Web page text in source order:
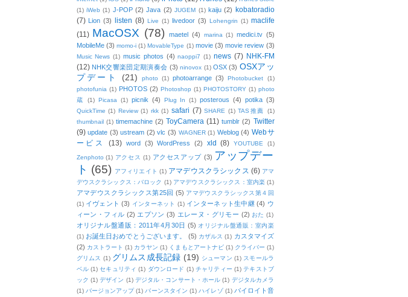
(1) iWeb (1) J-POP (2) Java (2) JUGEM (1) kaiju (2)
kobatoradio
(7) Lion (3) listen (8) Live (1) livedoor (3) Lohengrin (1) maclife
(11) MacOSX (78) maetel (4) marina (1) medici.tv (5)
MobileMe (3) momo-i (1) MovableType (1) movie (3) movie review (3)
Music News (1) music photos (4) naoppi7 (1) news (7) NHK-FM
(12) NHK交響楽団定期演奏会 (3) ninovox (1) OSX (3) OSXアッ
プデート
(21) photo (1) photoarrange (3) Photobucket
(1)
photofunia (1) PHOTOS (2) Photoshop (1) PHOTOSTORY (1) photo
蔵
(1) Picasa (1) picnik (4) Plug In (1) posterous (4) potika (3)
QuickTime (1) Review (1) rkk (1) safari (7) SHARE (1) TAS推薦
(1)
thumbnail (1) timemachine (2) ToyCamera (11) tumblr (2) Twitter
(9) update (3) ustream (2) vlc (3) WAGNER (1) Weblog (4) Webサ
ービス
(13) word (3) WordPress (2) xld (8) YOUTUBE (1)
Zenphoto (1) アクセス (1) アクセスアップ (3) アップデー
ト (65) アフィリエイト (1) アマデウスクラシックス (6) アマ
デウスクラシックス：バロック (1) アマデウスクラシックス：室内楽 (1)
アマデウスクラシックス第25回 (5) アマデウスクラシックス第４回
(1) イヴェント (3) インターネット (1) インターネット生中継 (4) ウ
ィーン・フィル (2) エプソン (3) エレーヌ・グリモー (2) おた (1)
オリジナル盤通販：2011年4月30日 (5) オリジナル盤通販：室内楽
(1) お誕生日おめでとうございます。 (5) カザルス (1) カスタマイズ
(2) カストラート (1) カラヤン (1) くまもとアートナビ (1) クライバー (1)
グリムス (1) グリムス成長記録 (19) シューマン (1) スモールラ
ベル (1) セキュリティ (1) ダウンロード (1) チャリティー (1) テキストブ
ック (1) デザイン (1) デジタル・コンサート・ホール (1) デジタルカメラ
(1) バージョンアップ (1) バーンスタイン (1) ハイレゾ (1) バイロイト音